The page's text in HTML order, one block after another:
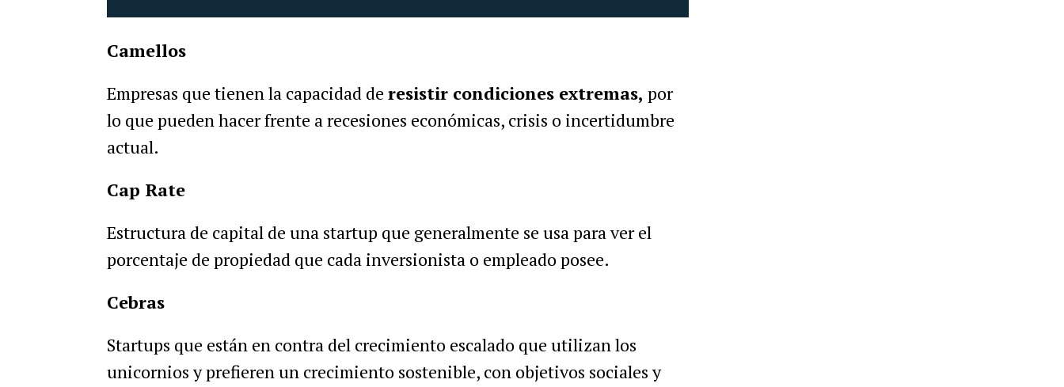
Camellos
Empresas que tienen la capacidad de resistir condiciones extremas, por
lo que pueden hacer frente a recesiones económicas, crisis o incertidumbre
actual.
Cap Rate
Estructura de capital de una startup que generalmente se usa para ver el
porcentaje de propiedad que cada inversionista o empleado posee.
Cebras
Startups que están en contra del crecimiento escalado que utilizan los
unicornios y prefieren un crecimiento sostenible, con objetivos sociales y